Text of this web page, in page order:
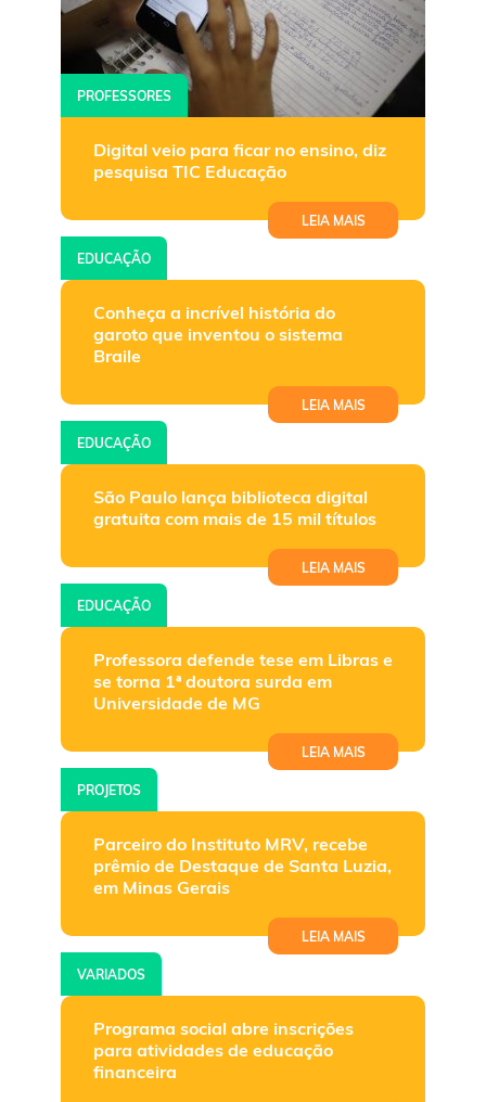
PROFESSORES
Digital veio para ficar no ensino, diz
pesquisa TIC Educação
LEIA MAIS
EDUCAÇÃO
Conheça a incrível história do
garoto que inventou o sistema
Braile
LEIA MAIS
EDUCAÇÃO
São Paulo lança biblioteca digital
gratuita com mais de 15 mil títulos
LEIA MAIS
EDUCAÇÃO
Professora defende tese em Libras e
se torna 1ª doutora surda em
Universidade de MG
LEIA MAIS
PROJETOS
Parceiro do Instituto MRV, recebe
prêmio de Destaque de Santa Luzia,
em Minas Gerais
LEIA MAIS
VARIADOS
Programa social abre inscrições
para atividades de educação
financeira